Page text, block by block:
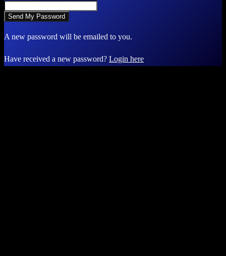
A new password will be emailed to you.
Have received a new password? Login here